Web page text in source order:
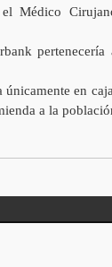
Médico
pertenecería
únicamente en
a la